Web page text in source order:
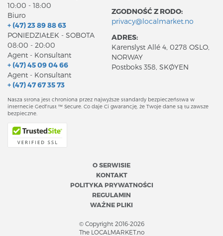
10:00 - 18:00
Biuro
+ (47) 23 89 88 63
PONIEDZIAŁEK - SOBOTA
08:00 - 20:00
Agent - Konsultant
+ (47) 45 09 04 66
Agent - Konsultant
+ (47) 47 67 35 73
ZGODNOŚĆ Z RODO:
privacy@localmarket.no
ADRES:
Karenslyst Allé 4, 0278 OSLO,
NORWAY
Postboks 358, SKØYEN
Nasza strona jest chroniona przez najwyższe standardy bezpieczeństwa w
internecie GeoTrust ™ Secure. Co daje Ci gwarancję, że Twoje dane są tu zawsze
bezpieczne.
O SERWISIE
KONTAKT
POLITYKA PRYWATNOŚCI
REGULAMIN
WAŻNE PLIKI
© Copyright 2016-2026
The LOCALMARKET.no